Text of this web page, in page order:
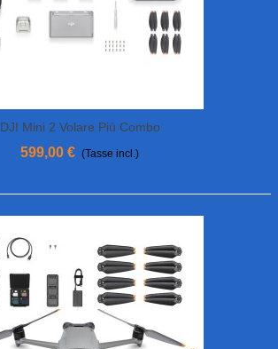
DJI Mini 2 Volare Più Combo
599,00 € (Tasse incl.)